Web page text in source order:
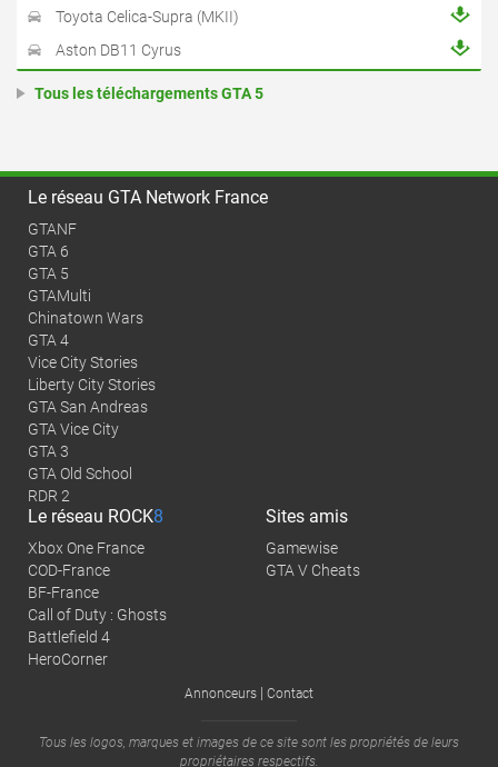
Toyota Celica-Supra (MKII)
Aston DB11 Cyrus
Tous les téléchargements GTA 5
Le réseau GTA Network France
GTANF
GTA 6
GTA 5
GTAMulti
Chinatown Wars
GTA 4
Vice City Stories
Liberty City Stories
GTA San Andreas
GTA Vice City
GTA 3
GTA Old School
RDR 2
Le réseau ROCK8
Xbox One France
COD-France
BF-France
Call of Duty : Ghosts
Battlefield 4
HeroCorner
Sites amis
Gamewise
GTA V Cheats
Annonceurs | Contact
Tous les logos, marques et images de ce site sont les propriétés de leurs
propriétaires respectifs.